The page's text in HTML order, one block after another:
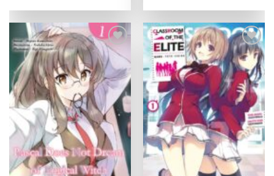
Ajouter
à la
wishlist
Ajouter
à la
wishlist